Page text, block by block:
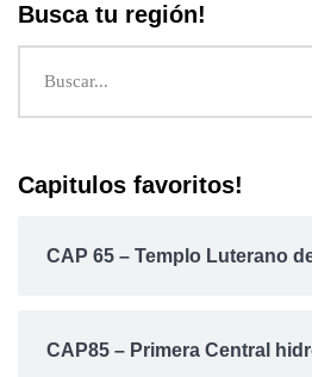
Busca tu región!
Capitulos favoritos!
CAP 65 – Templo Luterano
CAP85 – Primera Central